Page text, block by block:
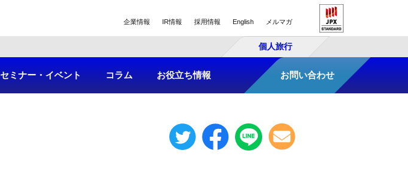
企業情報 IR情報 採用情報 English メルマガ
個人旅行
セミナー・イベント コラム お役立ち情報 お問い合わせ